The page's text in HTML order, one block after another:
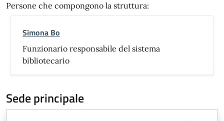
Persone che compongono la struttura:
Simona Bo
Funzionario responsabile del sistema
bibliotecario
Sede principale